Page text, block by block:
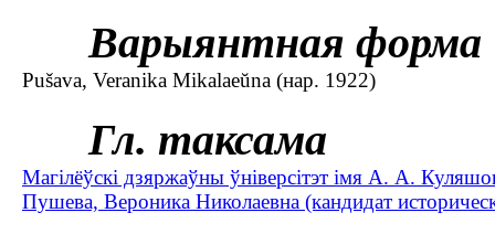
Варыянтная форма
Pušava, Veranika Mikalaeŭna (нар. 1922)
Гл. таксама
Магілёўскі дзяржаўны ўніверсітэт імя А. А.
Пушева, Вероника Николаевна (кандидат